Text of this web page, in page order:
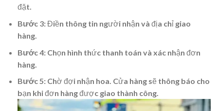
đặt.
Bước 3:Điền thông tin người nhận và địa chỉ giao
hàng.
Bước 4:Chọn hình thức thanh toán và xác nhận đơn
hàng.
Bước 5:Chờ đợi nhận hoa. Cửa hàng sẽ thông báo cho
bạn khi đơn hàng được giao thành công.